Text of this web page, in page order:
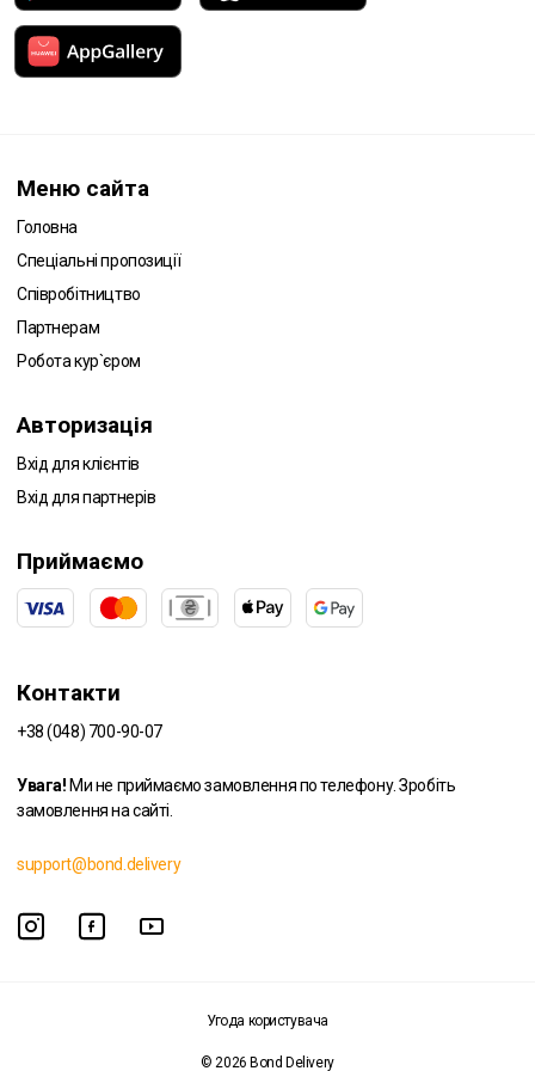
Меню сайта
Головна
Спеціальні пропозиції
Співробітництво
Партнерам
Робота кур`єром
Авторизація
Вхід для клієнтів
Вхід для партнерів
Приймаємо
Контакти
+38 (048) 700-90-07
Увага! Ми не приймаємо замовлення по телефону. Зробіть
замовлення на сайті.
support@bond.delivery
Угода користувача
© 2026 Bond Delivery